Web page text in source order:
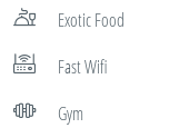
Exotic Food
Fast Wifi
Gym